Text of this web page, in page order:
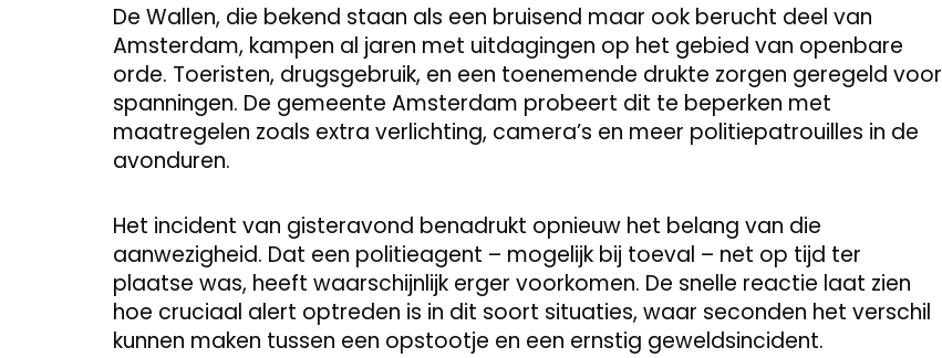
De Wallen, die bekend staan als een bruisend maar ook berucht deel van
Amsterdam, kampen al jaren met uitdagingen op het gebied van openbare
orde. Toeristen, drugsgebruik, en een toenemende drukte zorgen geregeld voor
spanningen. De gemeente Amsterdam probeert dit te beperken met
maatregelen zoals extra verlichting, camera’s en meer politiepatrouilles in de
avonduren.
Het incident van gisteravond benadrukt opnieuw het belang van die
aanwezigheid. Dat een politieagent – mogelijk bij toeval – net op tijd ter
plaatse was, heeft waarschijnlijk erger voorkomen. De snelle reactie laat zien
hoe cruciaal alert optreden is in dit soort situaties, waar seconden het verschil
kunnen maken tussen een opstootje en een ernstig geweldsincident.